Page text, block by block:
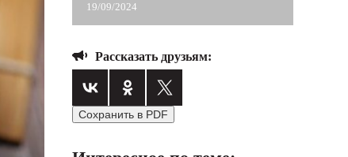
ГОРОДСКОЙ ПОРТАЛ
19/09/2024
Рассказать друзьям:
Сохранить в PDF